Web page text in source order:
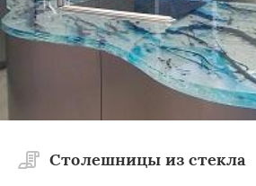
Столешницы из стекла